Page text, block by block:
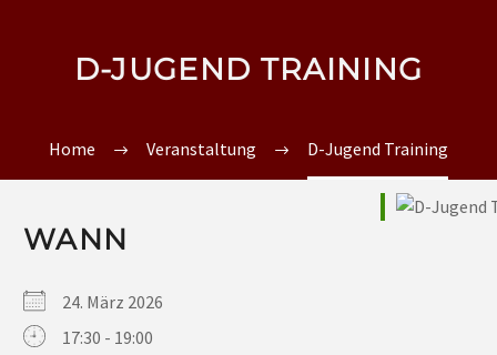
D-JUGEND TRAINING
Home Veranstaltung D-Jugend Training
WANN
24. März 2026
17:30 - 19:00